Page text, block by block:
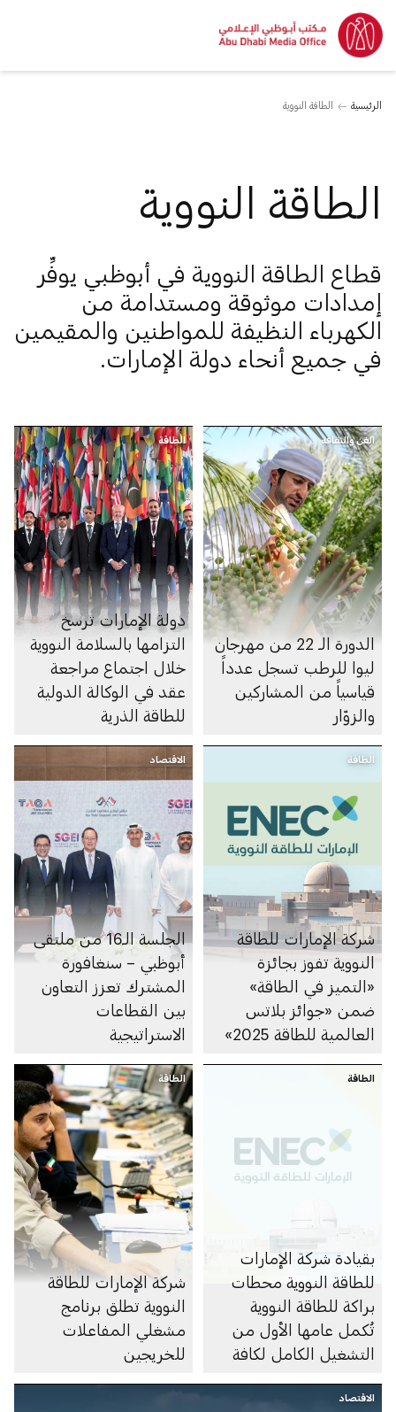
الرئيسية الطاقة النووية
الطاقة النووية
قطاع الطاقة النووية في أبوظبي يوفِّر
إمدادات موثوقة ومستدامة من
الكهرباء النظيفة للمواطنين والمقيمين
في جميع أنحاء دولة الإمارات.
الفن والثقافة
الدورة الـ 22 من مهرجان
ليوا للرطب تسجل عدداً
قياسياً من المشاركين
والزوّار
الطاقة
دولة الإمارات ترسخ
التزامها بالسلامة النووية
خلال اجتماع مراجعة
عقد في الوكالة الدولية
للطاقة الذرية
الطاقة
شركة الإمارات للطاقة
النووية تفوز بجائزة
«التميز في الطاقة»
ضمن «جوائز بلاتس
العالمية للطاقة 2025»
الاقتصاد
الجلسة الـ16 من ملتقى
أبوظبي – سنغافورة
المشترك تعزز التعاون
بين القطاعات
الاستراتيجية
الطاقة
بقيادة شركة الإمارات
للطاقة النووية محطات
براكة للطاقة النووية
تُكمل عامها الأول من
التشغيل الكامل لكافة
الطاقة
شركة الإمارات للطاقة
النووية تطلق برنامج
مشغلي المفاعلات
للخريجين
الاقتصاد